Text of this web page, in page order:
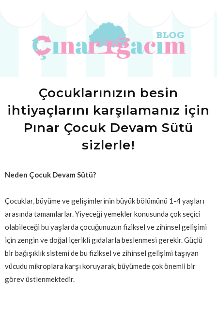
Çocuklarınızın besin
ihtiyaçlarını karşılamanız için
Pınar Çocuk Devam Sütü
sizlerle!
Neden Çocuk Devam Sütü?
Çocuklar, büyüme ve gelişimlerinin büyük bölümünü 1-4 yaşları
arasında tamamlarlar. Yiyeceği yemekler konusunda çok seçici
olabileceği bu yaşlarda çocuğunuzun fiziksel ve zihinsel gelişimi
için zengin ve doğal içerikli gıdalarla beslenmesi gerekir. Güçlü
bir bağışıklık sistemi de bu fiziksel ve zihinsel gelişimi taşıyan
vücudu mikroplara karşı koruyarak, büyümede çok önemli bir
görev üstlenmektedir.